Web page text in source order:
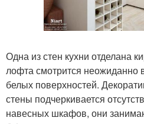
Одна из стен кухни отделана
лофта смотрится неожиданно
белых поверхностей.
стены подчеркивается
навесных шкафов, они